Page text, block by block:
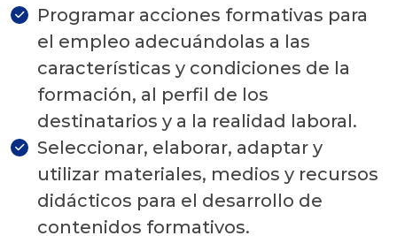
Programar acciones formativas para
el empleo adecuándolas a las
características y condiciones de la
formación, al perfil de los
destinatarios y a la realidad laboral.
Seleccionar, elaborar, adaptar y
utilizar materiales, medios y recursos
didácticos para el desarrollo de
contenidos formativos.